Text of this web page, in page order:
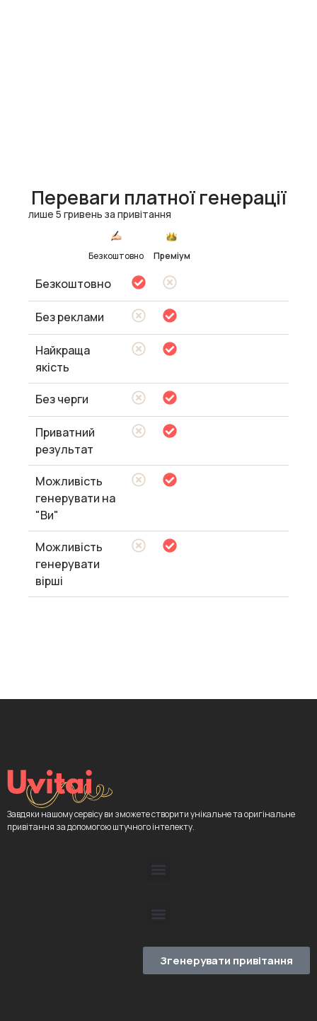
Переваги платної генерації
лише 5 гривень за привітання
Безкоштовно Преміум
Безкоштовно
Без реклами
Найкраща
якість
Без черги
Приватний
результат
Можливість
генерувати на
"Ви"
Можливість
генерувати
вірші
Завдяки нашому сервісу ви зможете створити унікальне та оригінальне
привітання за допомогою штучного інтелекту.
Згенерувати привітання